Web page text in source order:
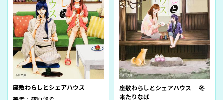
座敷わらしとシェアハウス
座敷わらしとシェアハウス ―冬
来たりなば―